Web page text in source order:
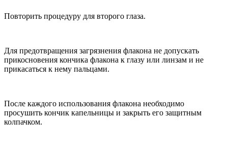
Повторить процедуру для второго глаза.
Для предотвращения загрязнения флакона не допускать
прикосновения кончика флакона к глазу или линзам и не
прикасаться к нему пальцами.
После каждого использования флакона необходимо
просушить кончик капельницы и закрыть его защитным
колпачком.